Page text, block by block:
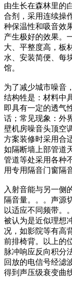
由生长在森林里的
合剂，采用连续操
种保温性和吸音效
产生极好的效果。
大、平整度高，板
水、安装简便、每
馆。
为了减少城市噪音
结构牲是：材料中
即具有一定的透气
话；常见现象：外
壁机房噪音头顶空
方案装修时采用合
如隔断墙上部管道
管道等处采用各种
用专用隔音门窗隔
入射音能与另一侧
隔音量。。。声源
以适应不同频带。
被认为是近似理想
况，如影院等有高
前排椅背。以上的
脉冲响应反向积分
回放的电信号经滤
得到声压级衰变曲